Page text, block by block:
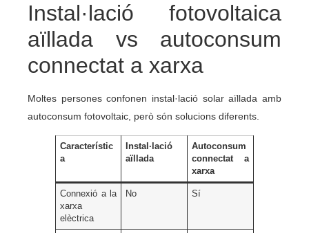
Instal·lació fotovoltaica
aïllada vs autoconsum
connectat a xarxa
Moltes persones confonen instal·lació solar aïllada amb
autoconsum fotovoltaic, però són solucions diferents.
Característic
a
Instal·lació
aïllada
Autoconsum
connectat a
xarxa
Connexió a la
xarxa
elèctrica
No Sí